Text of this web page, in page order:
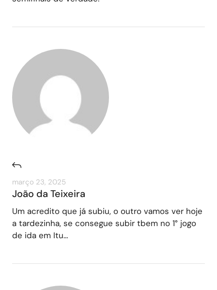
março 23, 2025
João da Teixeira
Um acredito que já subiu, o outro vamos ver hoje
a tardezinha, se consegue subir tbem no 1° jogo
de ida em Itu…